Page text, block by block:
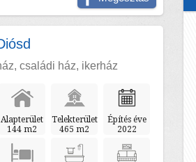
családi ház, ikerház
Alapterület
144 m2
Telekterület
465 m2
Építés éve
2022